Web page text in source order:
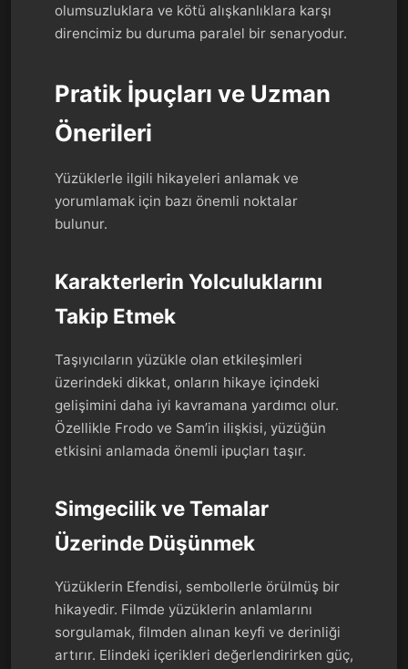
olumsuzluklara ve kötü alışkanlıklara karşı
direncimiz bu duruma paralel bir senaryodur.
Pratik İpuçları ve Uzman
Önerileri
Yüzüklerle ilgili hikayeleri anlamak ve
yorumlamak için bazı önemli noktalar
bulunur.
Karakterlerin Yolculuklarını
Takip Etmek
Taşıyıcıların yüzükle olan etkileşimleri
üzerindeki dikkat, onların hikaye içindeki
gelişimini daha iyi kavramana yardımcı olur.
Özellikle Frodo ve Sam’in ilişkisi, yüzüğün
etkisini anlamada önemli ipuçları taşır.
Simgecilik ve Temalar
Üzerinde Düşünmek
Yüzüklerin Efendisi, sembollerle örülmüş bir
hikayedir. Filmde yüzüklerin anlamlarını
sorgulamak, filmden alınan keyfi ve derinliği
artırır. Elindeki içerikleri değerlendirirken güç,